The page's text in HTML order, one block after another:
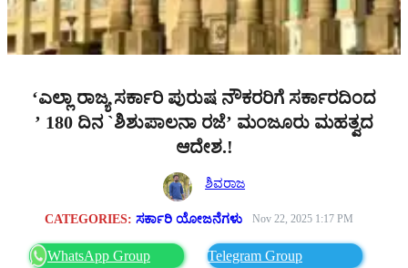
‘ಎಲ್ಲಾ ರಾಜ್ಯ ಸರ್ಕಾರಿ ಪುರುಷ ನೌಕರರಿಗೆ ಸರ್ಕಾರದಿಂದ
’ 180 ದಿನ `ಶಿಶುಪಾಲನಾ ರಜೆ’ ಮಂಜೂರು ಮಹತ್ವದ
ಆದೇಶ.!
ಶಿವರಾಜ
CATEGORIES:ಸರ್ಕಾರಿ ಯೋಜನೆಗಳು Nov 22, 2025 1:17 PM
WhatsApp Group Telegram Group